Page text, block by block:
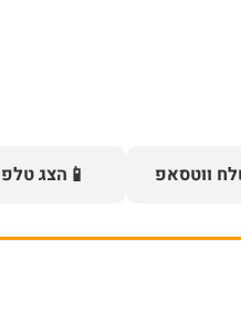
ווטסאפ 📱 הצג